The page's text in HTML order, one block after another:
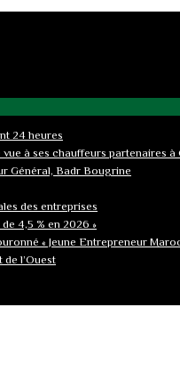
24 heures
à ses chauffeurs partenaires à
Général, Badr Bougrine
des entreprises
4,5 % en 2026 »
« Jeune Entrepreneur
l’Ouest